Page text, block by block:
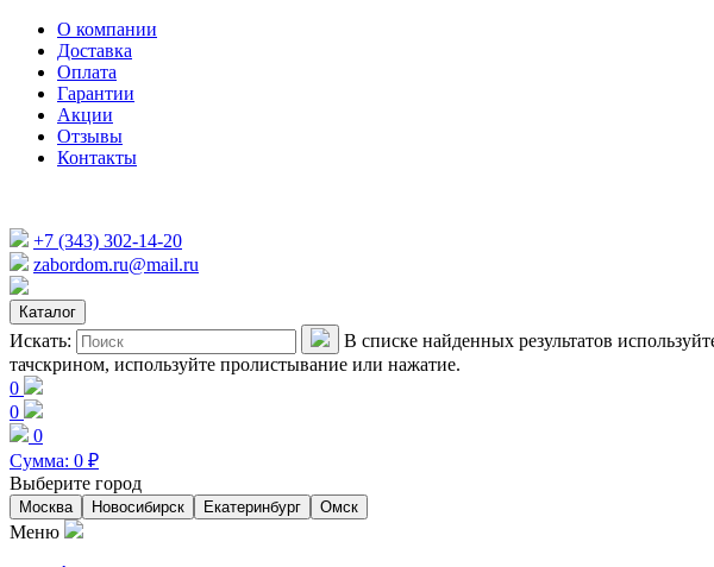
О компании
Доставка
Оплата
Гарантии
Акции
Отзывы
Контакты
+7 (343) 302-14-20
zabordom.ru@mail.ru
Каталог
Искать:
В списке найденных результатов
тачскрином, используйте пролистывание или нажатие.
0
0
0
Сумма: 0 ₽
Выберите город
Москва Новосибирск Екатеринбург Омск
Меню